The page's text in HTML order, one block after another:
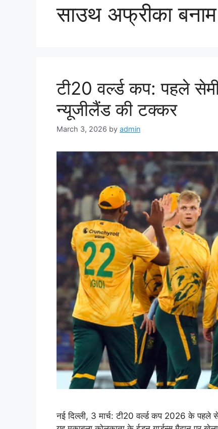
साउथ अफ्रीका
टी20 वर्ल्ड कप: पहले
न्यूजीलैंड की टक्कर
March 3, 2026 by admin
नई दिल्ली, 3 मार्च: टी20 वर्ल्ड कप 2026 के पहले